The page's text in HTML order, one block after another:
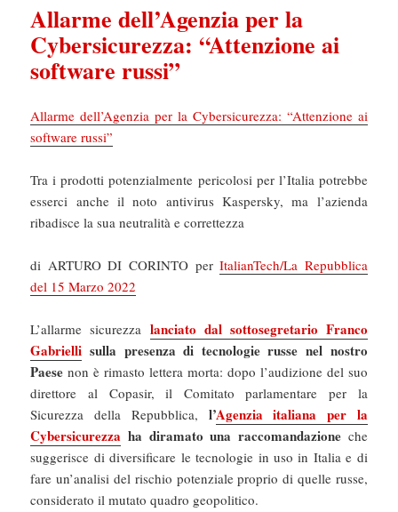
Allarme dell’Agenzia per la
Cybersicurezza: “Attenzione ai
software russi”
Allarme dell’Agenzia per la Cybersicurezza: “Attenzione ai
software russi”
Tra i prodotti potenzialmente pericolosi per l’Italia potrebbe
esserci anche il noto antivirus Kaspersky, ma l’azienda
ribadisce la sua neutralità e correttezza
di ARTURO DI CORINTO perItalianTech/La Repubblica
del 15 Marzo 2022
L’allarme sicurezza lanciato dal sottosegretario Franco
Gabrielli sulla presenza di tecnologie russe nel nostro
Paese non è rimasto lettera morta: dopo l’audizione del suo
direttore al Copasir, il Comitato parlamentare per la
Sicurezza della Repubblica, l’Agenzia italiana per la
Cybersicurezza ha diramato una raccomandazioneche
suggerisce di diversificare le tecnologie in uso in Italia e di
fare un’analisi del rischio potenziale proprio di quelle russe,
considerato il mutato quadro geopolitico.